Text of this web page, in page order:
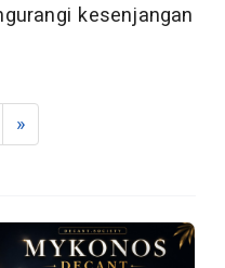
kesenjangan
»